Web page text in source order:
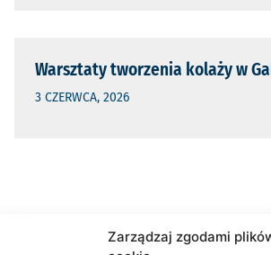
Zarządzaj zgodami
Warsztaty tworzenia kolaży w
3 CZERWCA, 2026